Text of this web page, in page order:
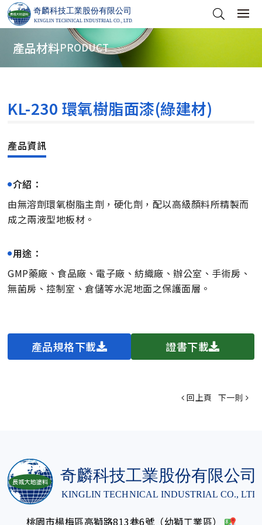
產品材料PRODUCT
KL-230 環氧樹脂面漆(綠建材)
介紹：
由無溶劑環氧樹脂主劑，硬化劑，配以高級顏料所精製而
成之兩液型地板材。
用途：
GMP藥廠、食品廠、電子廠、紡織廠、辦公室、手術房、
無菌房、控制室、倉儲等水泥地面之保護面層。
產品規格下載 證書下載
回上頁 下一則
桃園市楊梅區高獅路813巷6號（幼獅工業區）